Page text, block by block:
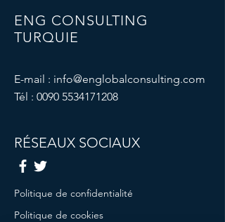
ENG CONSULTING
TURQUIE
E-mail : info@englobalconsulting.com
Tél : 0090 5534171208
RÉSEAUX SOCIAUX
Politique de confidentialité
Politique de cookies